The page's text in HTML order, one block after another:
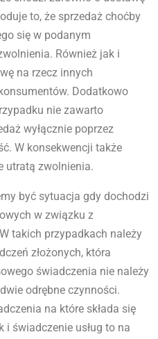
to, że sprzedaż choćby
się w podanym
Również jak i
na rzecz innych
Dodatkowo
nie zawarto
wyłącznie poprzez
W konsekwencji także
utratą zwolnienia.
być sytuacja gdy dochodzi
w związku z
takich przypadkach należy
złożonych, która
świadczenia nie należy
odrębne czynności.
na które składa się
świadczenie usług to na